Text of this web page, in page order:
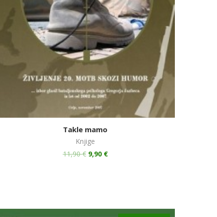
Takle mamo
Knjige
11,90€ 9,90 €